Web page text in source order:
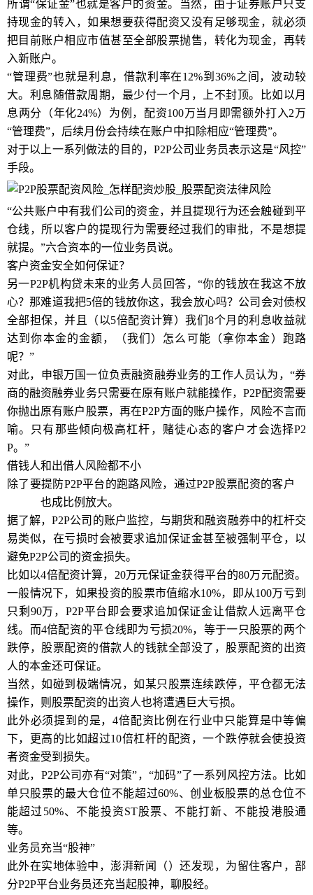
所谓“保证金”也就是客户的资金。当然，由于证券账户只支
持现金的转入，如果想要获得配资又没有足够现金，就必须
把目前账户相应市值甚至全部股票抛售，转化为现金，再转
入新账户。
“管理费”也就是利息，借款利率在12%到36%之间，波动较
大。利息随借款周期，最少付一个月，上不封顶。比如以月
息两分（年化24%）为例，配资100万当月即需额外打入2万
“管理费”，后续月份会持续在账户中扣除相应“管理费”。
对于以上一系列做法的目的，P2P公司业务员表示这是“风控”
手段。
“公共账户中有我们公司的资金，并且提现行为还会触碰到平
仓线，所以客户的提现行为需要经过我们的审批，不是想提
就提。”六合资本的一位业务员说。
客户资金安全如何保证？
另一P2P机构贷未来的业务人员回答，“你的钱放在我这不放
心？那难道我把5倍的钱放你这，我会放心吗？公司会对债权
全部担保，并且（以5倍配资计算）我们8个月的利息收益就
达到你本金的金额，（我们）怎么可能（拿你本金）跑路
呢？”
对此，申银万国一位负责融资融券业务的工作人员认为，“券
商的融资融券业务只需要在原有账户就能操作，P2P配资需要
你抛出原有账户股票，再在P2P方面的账户操作，风险不言而
喻。只有那些倾向极高杠杆，赌徒心态的客户才会选择P2
P。”
借钱人和出借人风险都不小
除了要提防P2P平台的跑路风险，通过P2P股票配资的客户
也成比例放大。
据了解，P2P公司的账户监控，与期货和融资融券中的杠杆交
易类似，在亏损时会被要求追加保证金甚至被强制平仓，以
避免P2P公司的资金损失。
比如以4倍配资计算，20万元保证金获得平台的80万元配资。
一般情况下，如果投资的股票市值缩水10%，即从100万亏到
只剩90万，P2P平台即会要求追加保证金让借款人远离平仓
线。而4倍配资的平仓线即为亏损20%，等于一只股票的两个
跌停，股票配资的借款人的钱就全部没了，股票配资的出资
人的本金还可保证。
当然，如碰到极端情况，如某只股票连续跌停，平仓都无法
操作，则股票配资的出资人也将遭遇巨大亏损。
此外必须提到的是，4倍配资比例在行业中只能算是中等偏
下，更高的比如超过10倍杠杆的配资，一个跌停就会使投资
者资金受到损失。
对此，P2P公司亦有“对策”，“加码”了一系列风控方法。比如
单只股票的最大仓位不能超过60%、创业板股票的总仓位不
能超过50%、不能投资ST股票、不能打新、不能投港股通
等。
业务员充当“股神”
此外在实地体验中，澎湃新闻（）还发现，为留住客户，部
分P2P平台业务员还充当起股神，聊股经。